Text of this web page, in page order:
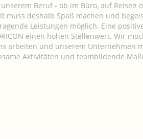
Beruf - ob im Büro, auf Reisen
muss deshalb Spaß machen und
Leistungen möglich. Eine
einen hohen Stellenwert. Wir
arbeiten und unserem Unternehmen
Aktivitäten und teambildende